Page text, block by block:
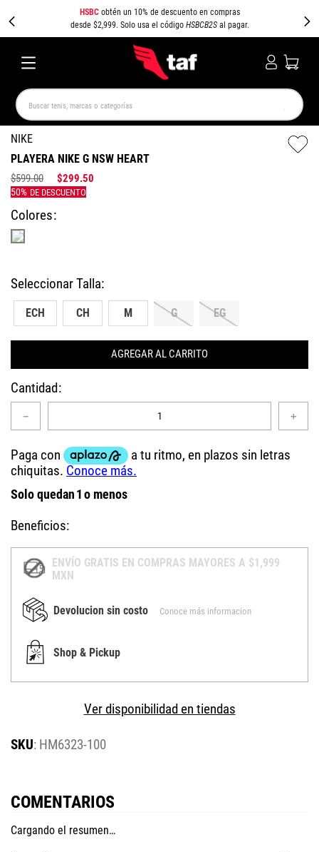
HSBCobtén un 10% de descuento en compras
desde $2,999. Solo usa el código HSBCB2Sal pagar.
Buscar tenis, marcas o categorías
NIKE
PLAYERA NIKE G NSW HEART
$599.00 $299.50
Colores
ECH CH M G EG
AGREGAR AL CARRITO
Cantidad
＋
－
Solo quedan 1 o menos
Beneficios:
ENVÍO GRATIS EN COMPRAS MAYORES A $1,999
MXN
Devolucion sin costo Conoce más informacion
Shop & Pickup
Ver disponibilidad en tiendas
: HM6323-100
COMENTARIOS
Cargando el resumen…
TÉRMINOS MÁS BUSCADOS
NEW BALANCE SAMBA
SPEEDCAT JORDAN 1